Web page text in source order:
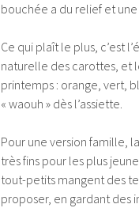
bouchée a du relief et
Ce qui plaît le plus, c’est
naturelle des carottes, et
printemps : orange, vert,
« waouh » dès l’assiette.
Pour une version famille,
très fins pour les plus
tout-petits mangent des
proposer, en gardant des